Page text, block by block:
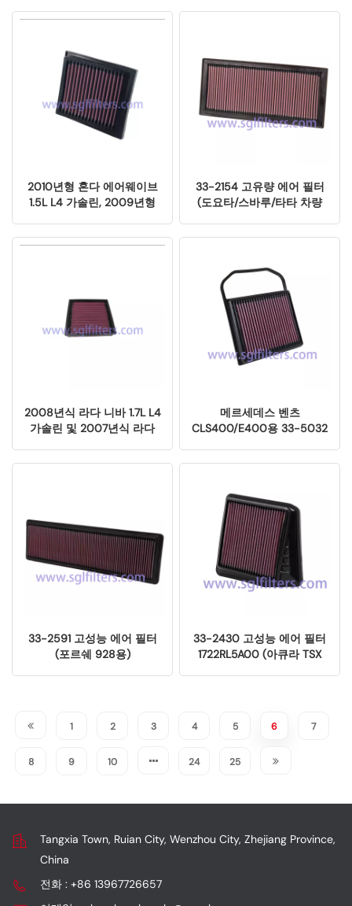
에어 필터 엘리먼트 교체 부
품(33-5001)
2010년형 혼다 에어웨이브
1.5L L4 가솔린, 2009년형
솔린용 에어 필터 엘리먼트
교체 부품 (33-2359)
33-2154 고유량 에어 필터
(도요타/스바루/타타 차량
2008년식 라다 니바 1.7L L4
가솔린 및 2007년식 라다
필터 엘리먼트 교체 부품
메르세데스 벤츠
CLS400/E400용 33-5032
33-2591 고성능 에어 필터
(포르쉐 928용)
33-2430 고성능 에어 필터
1722RL5A00 (아큐라 TSX
1 2 3 4 5 6 7
8 9 10 24 25
Tangxia Town, Ruian City, Wenzhou City, Zhejiang Province,
China
전화 : +86 13967726657